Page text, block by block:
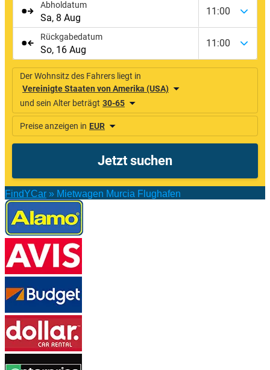
FindYCar » Mietwagen Murcia Flughafen